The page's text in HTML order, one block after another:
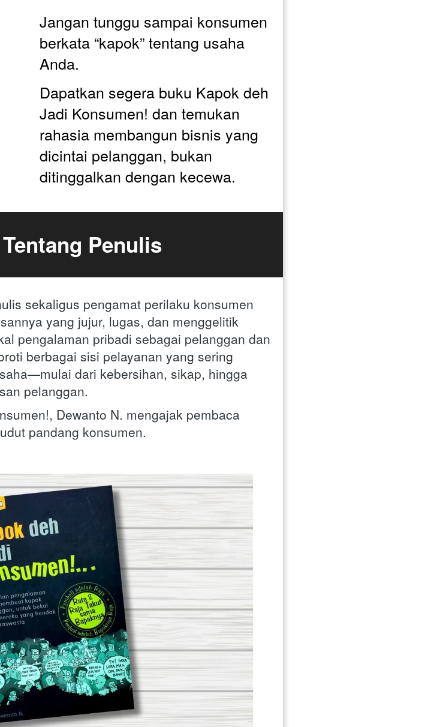
Jangan tunggu sampai konsumen
berkata “kapok” tentang usaha
Anda.
Dapatkan segera buku Kapok deh
Jadi Konsumen! dan temukan
rahasia membangun bisnis yang
dicintai pelanggan, bukan
ditinggalkan dengan kecewa.
Penulis
sekaligus pengamat perilaku konsumen
yang jujur, lugas, dan menggelitik
pengalaman pribadi sebagai pelanggan dan
berbagai sisi pelayanan yang sering
dari kebersihan, sikap, hingga
pelanggan.
Dewanto N. mengajak pembaca
pandang konsumen.